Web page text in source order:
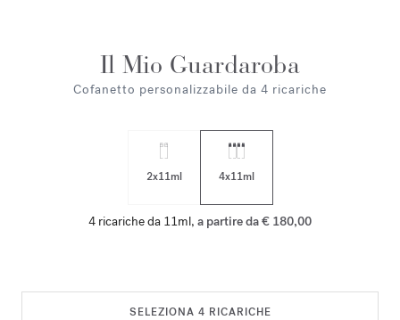
Il Mio Guardaroba
Cofanetto personalizzabile da 4 ricariche
2x11ml 4x11ml
4 ricariche da 11ml, a partire da € 180,00
SELEZIONA 4 RICARICHE